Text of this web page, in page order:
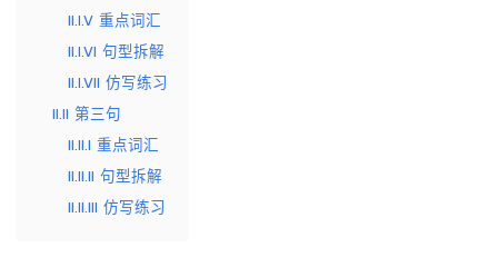
II.I.V 重点词汇
II.I.VI 句型拆解
II.I.VII 仿写练习
II.II 第三句
II.II.I 重点词汇
II.II.II 句型拆解
II.II.III 仿写练习